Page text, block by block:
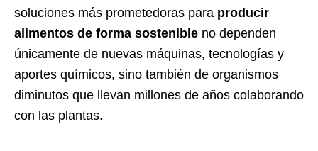
soluciones más prometedoras para producir
alimentos de forma sostenible no dependen
únicamente de nuevas máquinas, tecnologías y
aportes químicos, sino también de organismos
diminutos que llevan millones de años colaborando
con las plantas.